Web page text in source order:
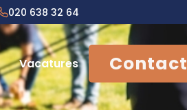
020 638 32 64
Vacatures Contact